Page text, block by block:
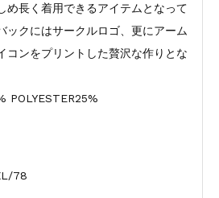
め長く着用できるアイテムとなって
ックにはサークルロゴ、更にアーム
コンをプリントした贅沢な作りとな
POLYESTER25%
78